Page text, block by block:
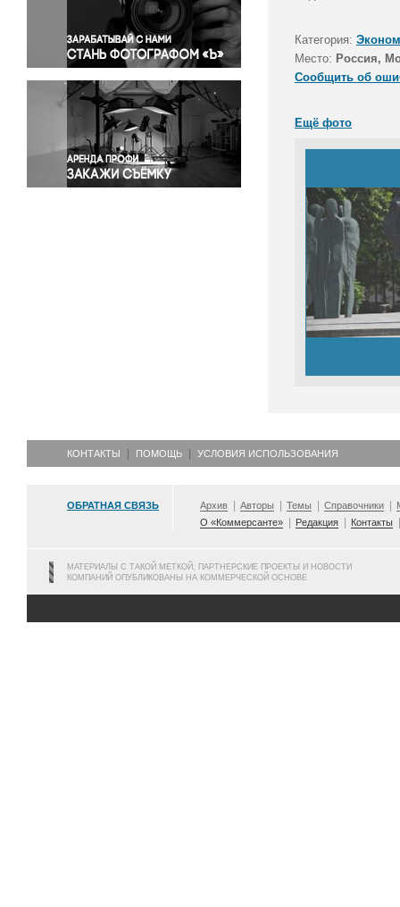
Правосудие
Происшествия и конфликты
Религия
Светская жизнь
Спорт
Экология
Экономика и бизнес
Категория:
Место: Россия,
Сообщить об
Ещё фото
КОНТАКТЫ ПОМОЩЬ УСЛОВИЯ ИСПОЛЬЗОВАНИЯ
ОБРАТНАЯ СВЯЗЬ Архив Авторы Темы Справочники
О «Коммерсанте»
Редакция Контакты
МАТЕРИАЛЫ С ТАКОЙ МЕТКОЙ, ПАРТНЕРСКИЕ ПРОЕКТЫ И НОВОСТИ
КОМПАНИЙ ОПУБЛИКОВАНЫ НА КОММЕРЧЕСКОЙ ОСНОВЕ